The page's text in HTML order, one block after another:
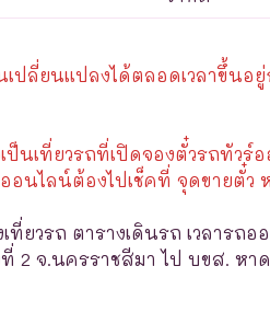
ปลี่ยนแปลงได้ตลอดเวลาขึ้นอ
ป็นเที่ยวรถที่เปิดจองตั๋วรถทัวร์
อนไลน์ต้องไปเช็คที่ จุดขายตั๋ว
ที่ยวรถ ตารางเดินรถ เวลารถ
2 จ.นครราชสีมา ไป บขส. หา